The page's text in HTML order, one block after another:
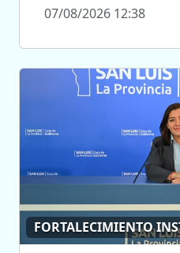
07/08/2026 12:38
FORTALECIMIENTO